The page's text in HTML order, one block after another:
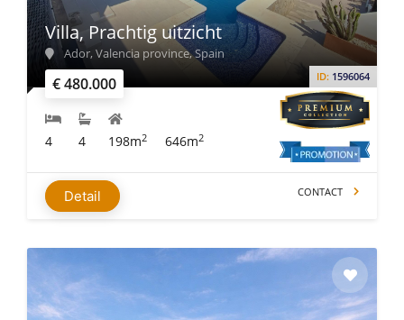
€ 480.000 ID: 1596064
Villa, Prachtig uitzicht
Ador, Valencia province, Spain
4 4 198m2 646m2
Detail CONTACT